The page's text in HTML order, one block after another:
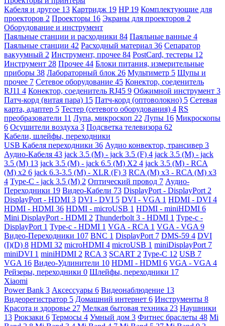
Кабеля и другое 13 Картридж 19 HP 19 Комплектующие для
проекторов 2 Проекторы 16 Экраны для проекторов 2
Оборудование и инструмент
Паяльные станции и расходники 84 Паяльные ванные 4
Паяльные станции 42 Расходный материал 36 Сепаратор
вакуумный 2 Инструмент, прочее 84 PostCard, тестеры 12
Инструмент 28 Прочее 44 Блоки питания, измерительные
приборы 38 Лабораторный блок 26 Мультиметр 5 Щупы и
прочее 7 Сетевое оборудование 45 Конектор, соеденитель
RJ11 4 Конектор, соеденитель RJ45 9 Обжимной инструмент 3
Патч-корд (витая пара) 15 Патч-корд (оптоволокно) 5 Сетевая
карта, адаптер 5 Тестер (сетевого оборудования) 4 RS
преобразователи 11 Лупа, микроскоп 22 Лупы 16 Микроскопы
6 Осушители воздуха 3 Подсветка телевизора 62
Кабели, шлейфы, переходники
USB Кабеля переходники 36 Аудио конвектор, трансивер 3
Аудио-Кабеля 43 jack 3.5 (M) - jack 3.5 (F) 4 jack 3.5 (M) - jack
3.5 (M) 13 jack 3.5 (M) - jack 6.5 (M) X2 4 jack 3.5 (M) - RCA
(M) x2 6 jack 6.3-3.5 (M) - XLR (F) 3 RCA (M) x3 - RCA (M) x3
4 Type-C - jack 3.5 (M) 2 Оптический провод 7 Аудио-
Переходники 19 Видео-Кабели 73 DisplayPort - DisplayPort 2
DisplayPort - HDMI 3 DVI - DVI 5 DVI - VGA 1 HDMI - DVI 4
HDMI - HDMI 36 HDMI - microUSB 1 HDMI - miniHDMI 6
Mini DisplayPort - HDMI 2 Thunderbolt 3 - HDMI 1 Type-c -
DisplayPort 1 Type-c - HDMI 1 VGA - RCA 1 VGA - VGA 9
Видео-Переходники 107 BNC 1 DisplayPort 7 DMS-59 4 DVI
(I)(D) 8 HDMI 32 microHDMI 4 microUSB 1 miniDisplayPort 7
miniDVI 1 miniHDMI 2 RCA 3 SCART 2 Type-C 12 USB 7
VGA 16 Видео-Удлинители 10 HDMI - HDMI 6 VGA - VGA 4
Рейзеры, переходники 0 Шлейфы, переходники 17
Xiaomi
Power Bank 3 Аксессуары 6 Видеонаблюдение 13
Видеорегистратор 5 Домашний интернет 6 Инструменты 8
Красота и здоровье 27 Мелкая бытовая техника 23 Наушники
13 Рюкзаки 6 Термосы 4 Умный дом 3 Фитнес браслеты 48 Mi